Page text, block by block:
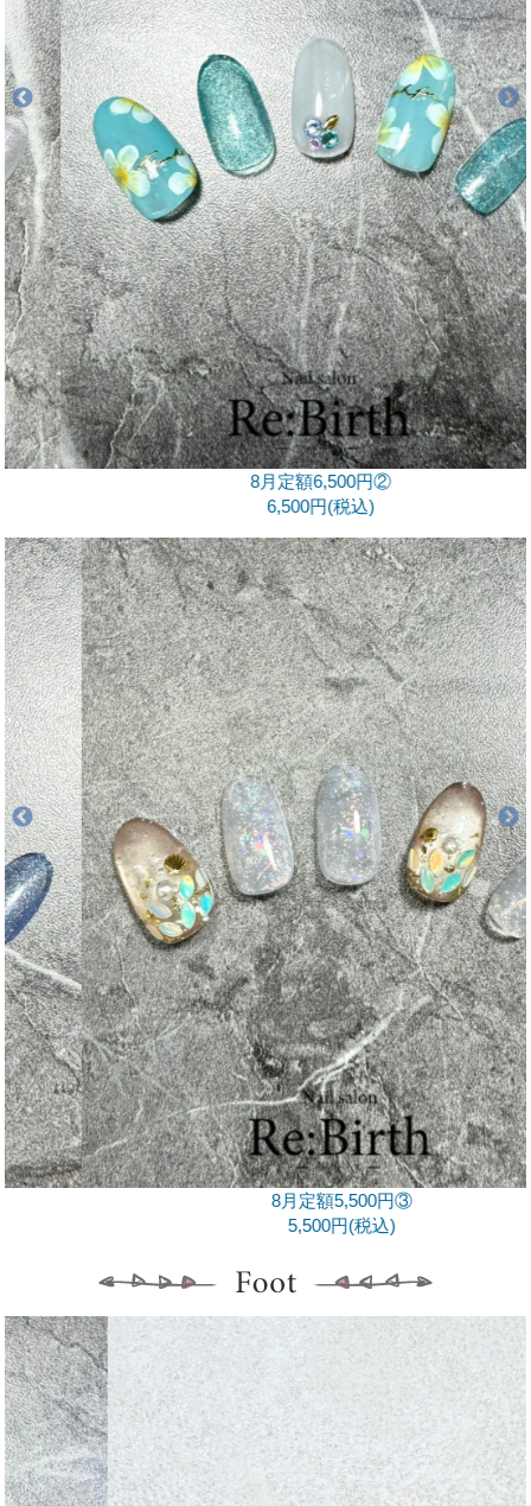
8月定額6,500円②
6,500円(税込)
8月定額5,500円③
5,500円(税込)